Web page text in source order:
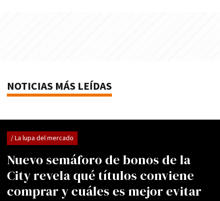
NOTICIAS MÁS LEÍDAS
Nuevo semáforo de bonos de la
City revela qué títulos conviene
comprar y cuáles es mejor evitar
/ La lupa del mercado